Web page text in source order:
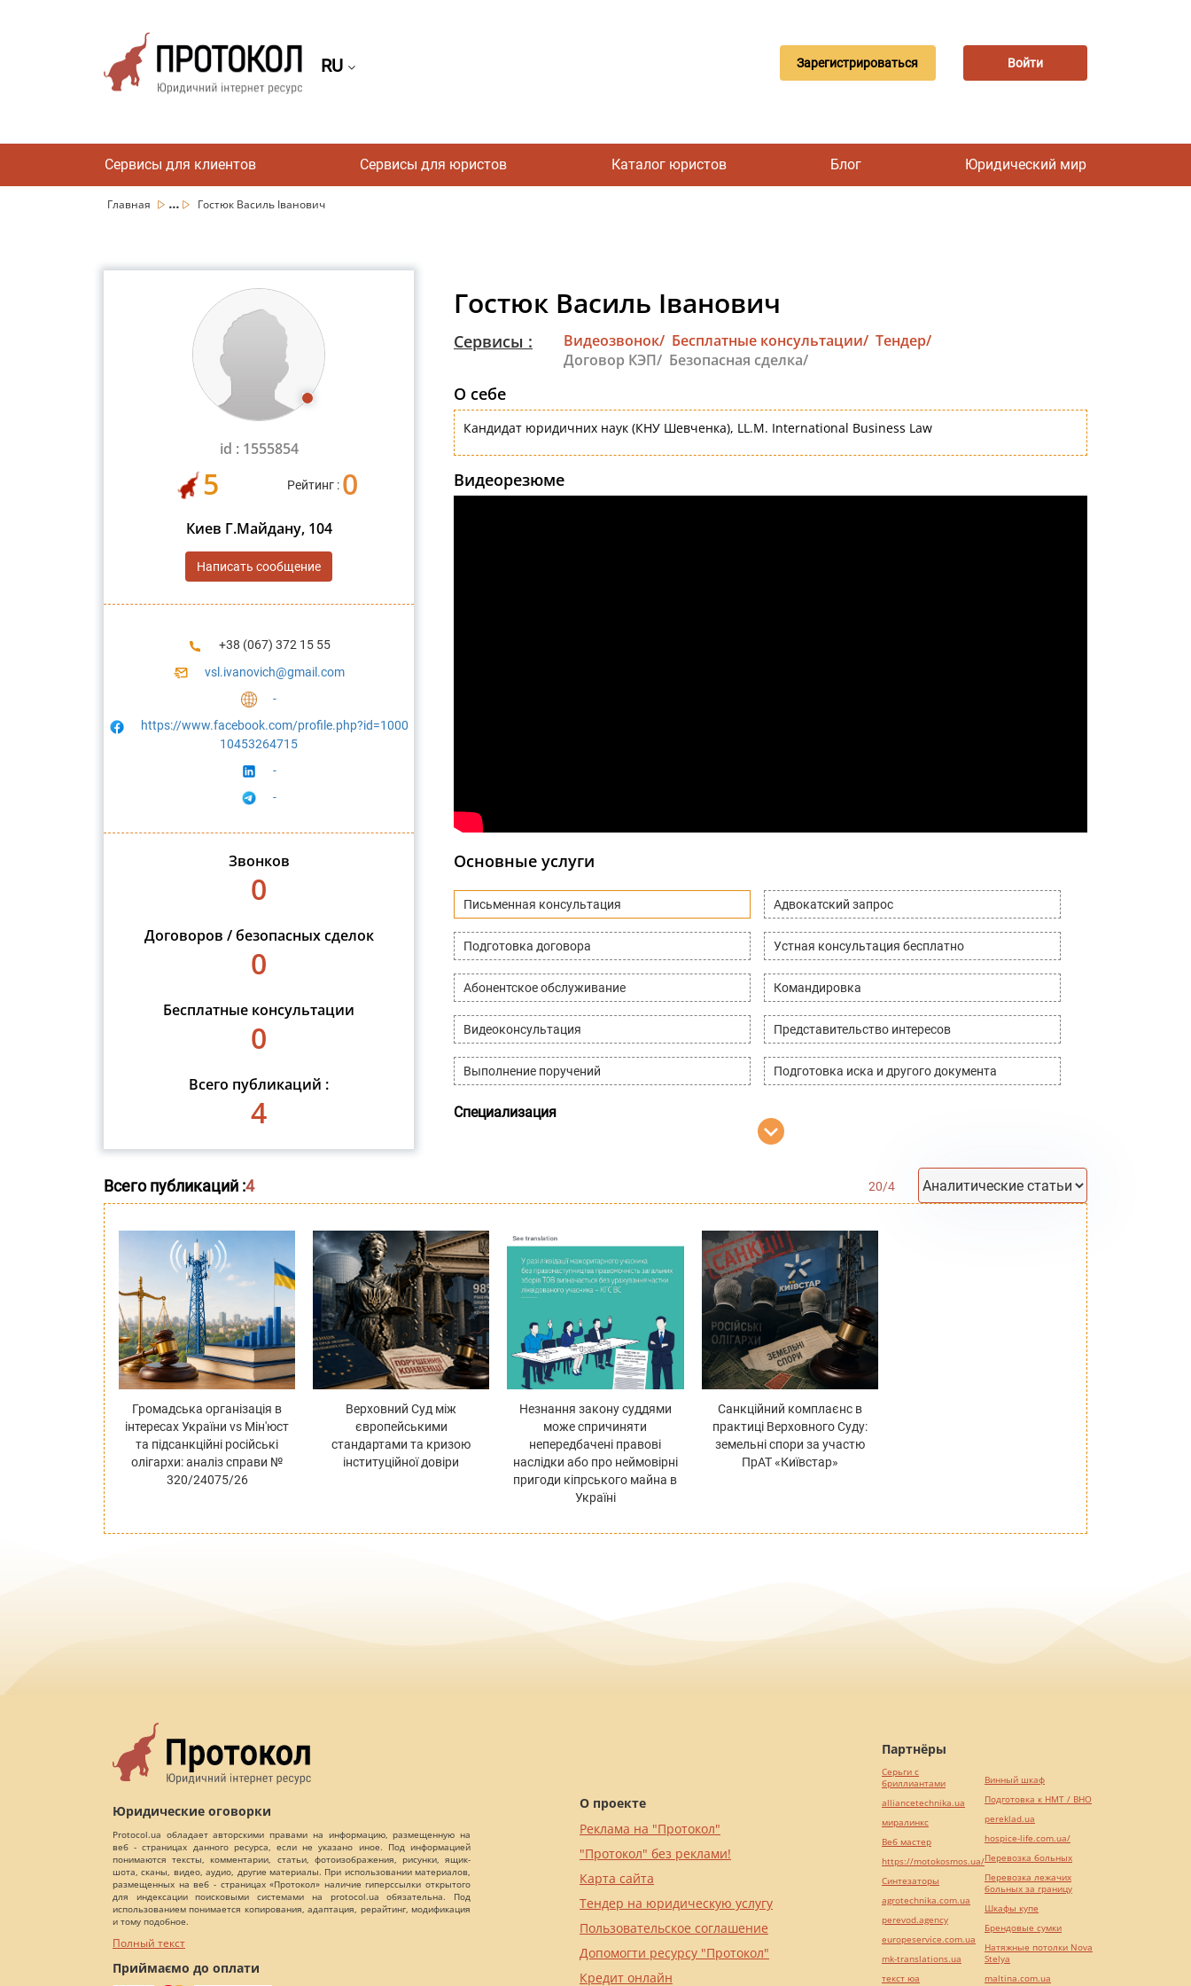
RU Зарегистрироваться Войти
Сервисы для клиентов Сервисы для юристов Каталог юристов Блог Юридический мир
Главная ... Гостюк Василь Іванович
id : 1555854
5 Рейтинг : 0
Киев Г.Майдану, 104
Написать сообщение
+38 (067) 372 15 55
vsl.ivanovich@gmail.com
-
https://www.facebook.com/profile.php?id=1000
10453264715
-
-
Звонков
0
Договоров / безопасных сделок
0
Бесплатные консультации
0
Всего публикаций :
4
Гостюк Василь Іванович
Сервисы : Видеозвонок/ Бесплатные консультации/ Тендер/
Договор КЭП/ Безопасная сделка/
О себе
Кандидат юридичних наук (КНУ Шевченка), LL.M. International Business Law
Видеорезюме
Основные услуги
Письменная консультация Адвокатский запрос
Подготовка договора Устная консультация бесплатно
Абонентское обслуживание Командировка
Видеоконсультация Представительство интересов
Выполнение поручений Подготовка иска и другого документа
Специализация
Всего публикаций :4 20/4
Громадська організація в
інтересах України vs Мін'юст
та підсанкційні російські
олігархи: аналіз справи №
320/24075/26
Верховний Суд між
європейськими
стандартами та кризою
інституційної довіри
Незнання закону суддями
може спричиняти
непередбачені правові
наслідки або про неймовірні
пригоди кіпрського майна в
Україні
Санкційний комплаєнс в
практиці Верховного Суду:
земельні спори за участю
ПрАТ «Київстар»
Юридические оговорки
Protocol.ua обладает авторскими правами на информацию, размещенную на
веб - страницах данного ресурса, если не указано иное. Под информацией
понимаются тексты, комментарии, статьи, фотоизображения, рисунки, ящик-
шота, сканы, видео, аудио, другие материалы. При использовании материалов,
размещенных на веб - страницах «Протокол» наличие гиперссылки открытого
для индексации поисковыми системами на protocol.ua обязательна. Под
использованием понимается копирования, адаптация, рерайтинг, модификация
и тому подобное.
Полный текст
Приймаємо до оплати
О проекте
Реклама на "Протокол"
"Протокол" без реклами!
Карта сайта
Тендер на юридическую услугу
Пользовательское соглашение
Допомогти ресурсу "Протокол"
Кредит онлайн
Партнёры
Серьги с
бриллиантами
alliancetechnika.ua
миралинкс
Веб мастер
https://motokosmos.ua/
Синтезаторы
agrotechnika.com.ua
perevod.agency
europeservice.com.ua
mk-translations.ua
текст юа
Винный шкаф
Подготовка к НМТ / ВНО
pereklad.ua
hospice-life.com.ua/
Перевозка больных
Перевозка лежачих
больных за границу
Шкафы купе
Брендовые сумки
Натяжные потолки Nova
Stelya
maltina.com.ua